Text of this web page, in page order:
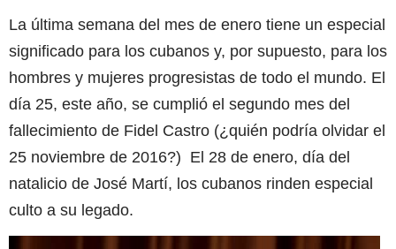
La última semana del mes de enero tiene un especial
significado para los cubanos y, por supuesto, para los
hombres y mujeres progresistas de todo el mundo. El
día 25, este año, se cumplió el segundo mes del
fallecimiento de Fidel Castro (¿quién podría olvidar el
25 noviembre de 2016?) El 28 de enero, día del
natalicio de José Martí, los cubanos rinden especial
culto a su legado.